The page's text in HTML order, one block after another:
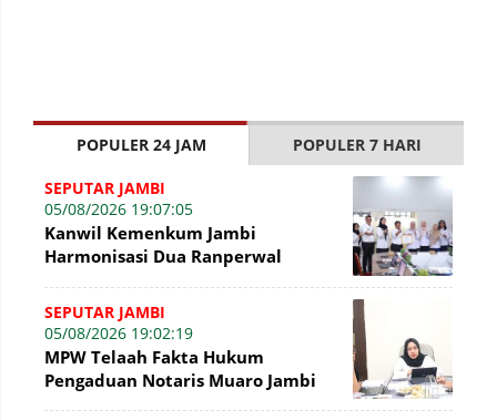
POPULER 24 JAM POPULER 7 HARI
SEPUTAR JAMBI
05/08/2026 19:07:05
Kanwil Kemenkum Jambi
Harmonisasi Dua Ranperwal
SEPUTAR JAMBI
05/08/2026 19:02:19
MPW Telaah Fakta Hukum
Pengaduan Notaris Muaro Jambi